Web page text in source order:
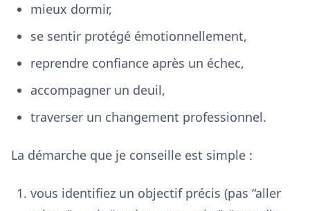
mieux dormir,
se sentir protégé émotionnellement,
reprendre confiance après un échec,
accompagner un deuil,
traverser un changement professionnel.
La démarche que je conseille est simple :
vous identifiez un objectif précis (pas “aller